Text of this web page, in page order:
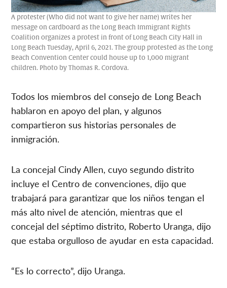
A protester (Who did not want to give her name) writes her
message on cardboard as the Long Beach Immigrant Rights
Coalition organizes a protest in front of Long Beach City Hall in
Long Beach Tuesday, April 6, 2021. The group protested as the Long
Beach Convention Center could house up to 1,000 migrant
children. Photo by Thomas R. Cordova.
Todos los miembros del consejo de Long Beach
hablaron en apoyo del plan, y algunos
compartieron sus historias personales de
inmigración.
La concejal Cindy Allen, cuyo segundo distrito
incluye el Centro de convenciones, dijo que
trabajará para garantizar que los niños tengan el
más alto nivel de atención, mientras que el
concejal del séptimo distrito, Roberto Uranga, dijo
que estaba orgulloso de ayudar en esta capacidad.
“Es lo correcto”, dijo Uranga.